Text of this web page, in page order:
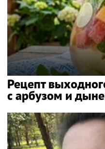
Рецепт
с арбузом и